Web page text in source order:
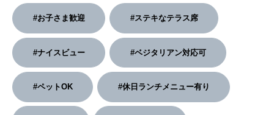
2026年1月号「猫がいれば、幸せ」
2025年12月号「お酒の新常識。」
#お子さま歓迎 #ステキなテラス席
#ナイスビュー #ベジタリアン対応可
#ペットOK #休日ランチメニュー有り